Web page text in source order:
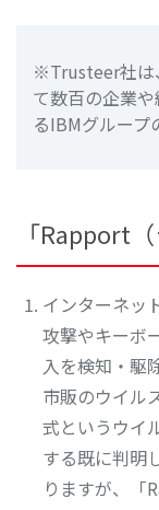
※Trusteer社は
て数百の企業
るIBMグループ
「Rapport
インターネッ
攻撃やキーボ
入を検知・駆
市販のウイル
式というウイ
する既に判明
りますが、「